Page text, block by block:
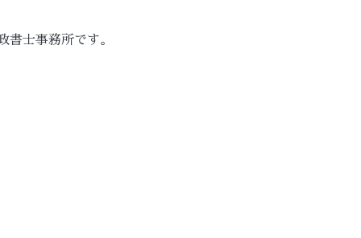
士事務所です。